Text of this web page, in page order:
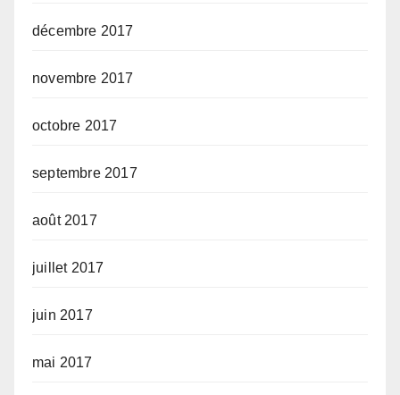
décembre 2017
novembre 2017
octobre 2017
septembre 2017
août 2017
juillet 2017
juin 2017
mai 2017